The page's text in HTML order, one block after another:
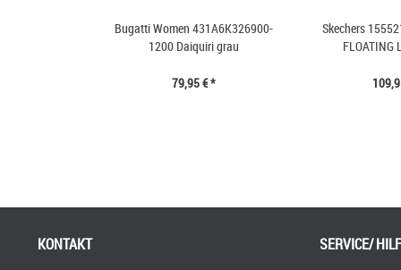
Bugatti Women 431A6K326900-
1200 Daiquiri grau
79,95 € *
Skechers
FLOATING
KONTAKT SERVICE/